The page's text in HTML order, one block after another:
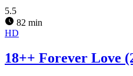
5.5
82 min
HD
18++ Forever Love